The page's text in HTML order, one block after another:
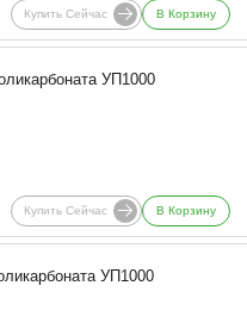
Купить Сейчас В Корзину
УП1000
Купить Сейчас В Корзину
УП1000